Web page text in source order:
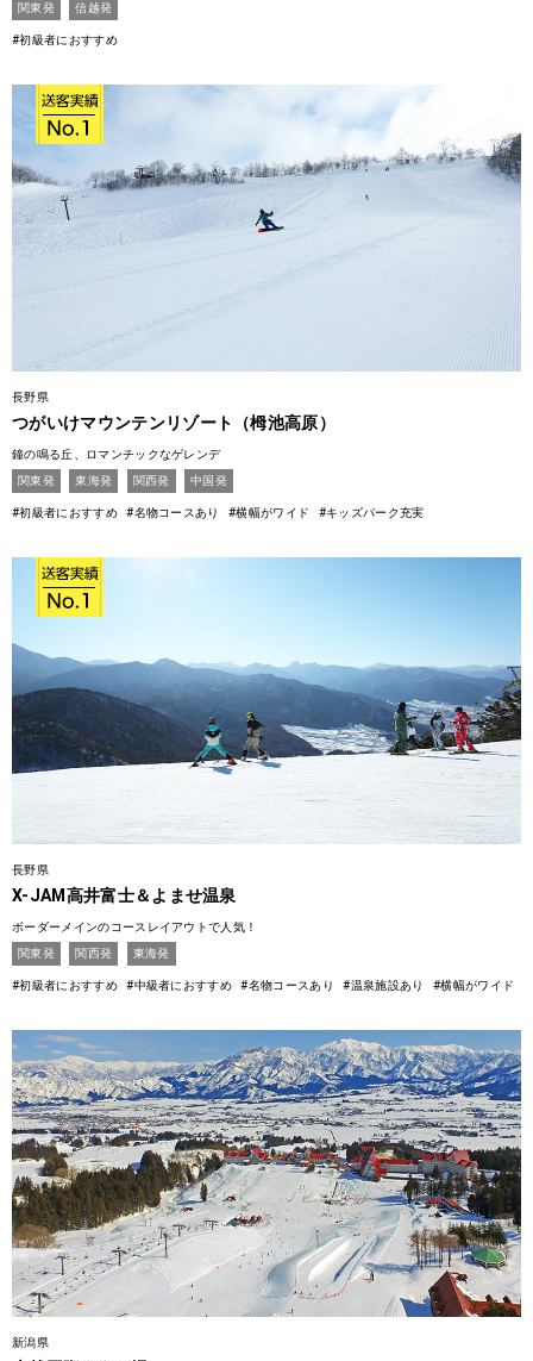
関東発
信越発
#初級者におすすめ
長野県
つがいけマウンテンリゾート（栂池高原）
鐘の鳴る丘、ロマンチックなゲレンデ
関東発
東海発 関西発 中国発
#初級者におすすめ #名物コースあり #横幅がワイド #キッズパーク充実
長野県
X-JAM高井富士＆よませ温泉
ボーダーメインのコースレイアウトで人気！
関東発
関西発 東海発
#初級者におすすめ #中級者におすすめ #名物コースあり #温泉施設あり #横幅がワイド
新潟県